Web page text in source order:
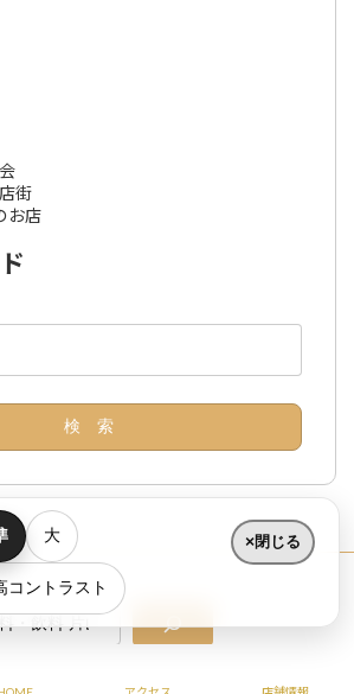
大
コントラスト
閉じる
街
お店